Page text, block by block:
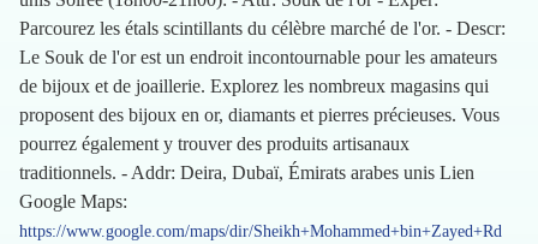
Parcourez les étals scintillants du célèbre marché de l'or. - Descr:
Le Souk de l'or est un endroit incontournable pour les amateurs
de bijoux et de joaillerie. Explorez les nombreux magasins qui
proposent des bijoux en or, diamants et pierres précieuses. Vous
pourrez également y trouver des produits artisanaux
traditionnels. - Addr: Deira, Dubaï, Émirats arabes unis Lien
Google Maps:
https://www.google.com/maps/dir/Sheikh+Mohammed+bin+Zayed+Rd